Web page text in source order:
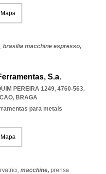
brasilia macchine espresso,
S.a.
PEREIRA 1249, 4760-563,
, BRAGA
para metais
macchine, prensa